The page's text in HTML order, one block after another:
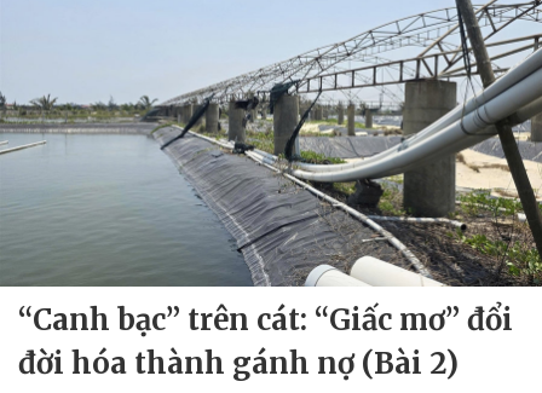
“Canh bạc” trên cát: “Giấc mơ” đổi
đời hóa thành gánh nợ (Bài 2)